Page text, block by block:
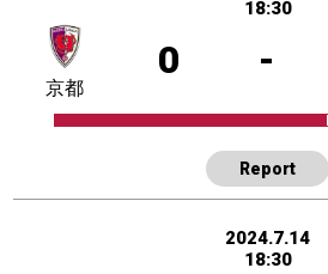
18:30
0 -
京都
Report
2024.7.14
18:30